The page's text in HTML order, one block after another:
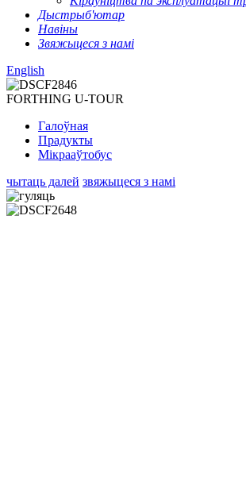
Дыстрыб'ютар
Навіны
Звяжыцеся з намі
English
FORTHING U-TOUR
Галоўная
Прадукты
Мікрааўтобус
чытаць далей звяжыцеся з намі